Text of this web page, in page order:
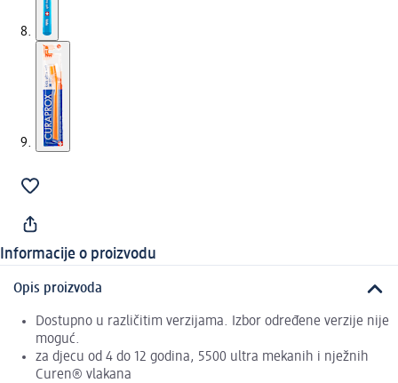
Informacije o proizvodu
Opis proizvoda
Dostupno u različitim verzijama. Izbor određene verzije nije
moguć.
za djecu od 4 do 12 godina, 5500 ultra mekanih i nježnih
Curen® vlakana